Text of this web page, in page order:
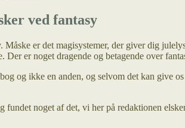
ved fantasy
er det magisystemer, der giver dig
Der er noget dragende og betagende over
og ikke en anden, og selvom det kan give
noget af det, vi her på redaktionen